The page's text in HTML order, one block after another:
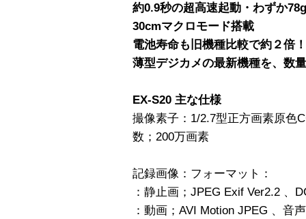
約0.9秒の超高速起動・わずか
30cmマクロモード搭載
電池寿命も旧機種比較で約２倍！
薄型デジカメの最新機種を、数
EX-S20 主な仕様
撮像素子：1/2.7型正方画素原色
数；200万画素
記録画像：フォーマット：
：静止画；JPEG Exif Ver2.2 、
：動画；AVI Motion JPEG 、音